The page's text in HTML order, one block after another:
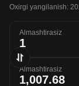
Oxirgi yangilanish:
Almashtirasiz
Almashtirasiz